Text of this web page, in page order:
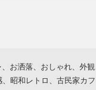
お洒落、おしゃれ、外
昭和レトロ、古民家カ